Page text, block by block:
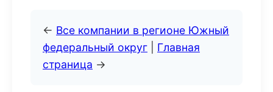
← Все компании в регионе Южный
федеральный округ
Главная
страница →